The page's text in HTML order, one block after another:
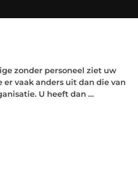
zonder personeel ziet uw
vaak anders uit dan die van
U heeft dan ...